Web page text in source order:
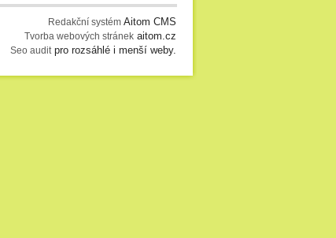
Redakční systém Aitom CMS
Tvorba webových stránek aitom.cz
Seo audit pro rozsáhlé i menší weby.